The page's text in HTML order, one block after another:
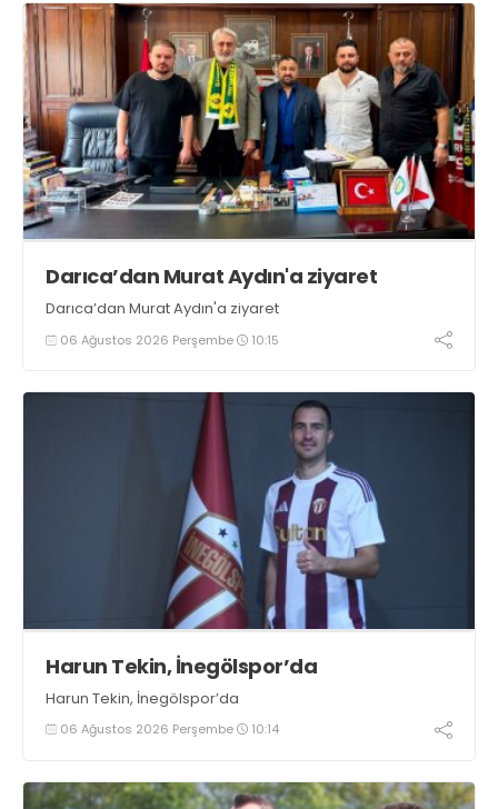
Darıca’dan Murat Aydın'a ziyaret
Darıca’dan Murat Aydın'a ziyaret
06 Ağustos 2026 Perşembe 10:15
Harun Tekin, İnegölspor’da
Harun Tekin, İnegölspor’da
06 Ağustos 2026 Perşembe 10:14